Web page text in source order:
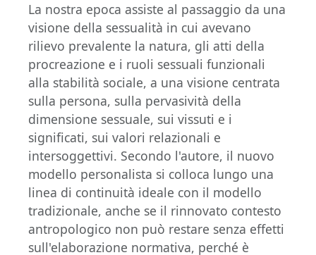
La nostra epoca assiste al passaggio da una
visione della sessualità in cui avevano
rilievo prevalente la natura, gli atti della
procreazione e i ruoli sessuali funzionali
alla stabilità sociale, a una visione centrata
sulla persona, sulla pervasività della
dimensione sessuale, sui vissuti e i
significati, sui valori relazionali e
intersoggettivi. Secondo l'autore, il nuovo
modello personalista si colloca lungo una
linea di continuità ideale con il modello
tradizionale, anche se il rinnovato contesto
antropologico non può restare senza effetti
sull'elaborazione normativa, perché è